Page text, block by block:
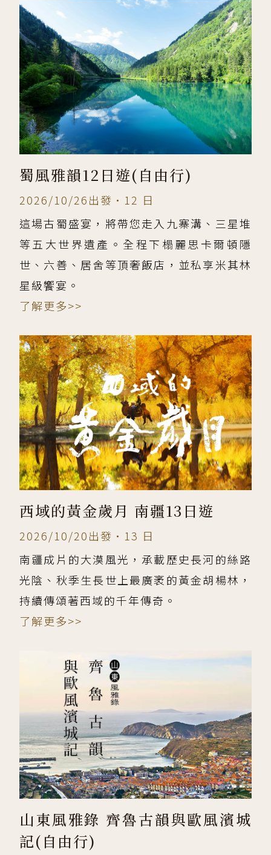
蜀風雅韻12日遊(自由行)
2026/10/26出發•12 日
這場古蜀盛宴，將帶您走入九寨溝、三星堆
等五大世界遺產。全程下榻麗思卡爾頓隱
世、六善、居舍等頂奢飯店，並私享米其林
星級饗宴。
了解更多>>
西域的黃金歲月 南疆13日遊
2026/10/20出發•13 日
南疆成片的大漠風光，承載歷史長河的絲路
光陰、秋季生長世上最廣袤的黃金胡楊林，
持續傳頌著西域的千年傳奇。
了解更多>>
山東風雅錄 齊魯古韻與歐風濱城
記(自由行)